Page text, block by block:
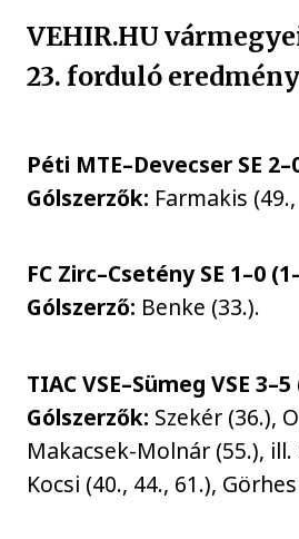
VEHIR.HU
23. forduló
Péti MTE–Devecser SE
Gólszerzők: Farmakis
FC Zirc–Csetény SE 1–0
Gólszerző: Benke (33.).
TIAC VSE–Sümeg VSE 3–5
Gólszerzők: Szekér (36.),
Makacsek-Molnár (55.), ill.
Kocsi (40., 44., 61.),